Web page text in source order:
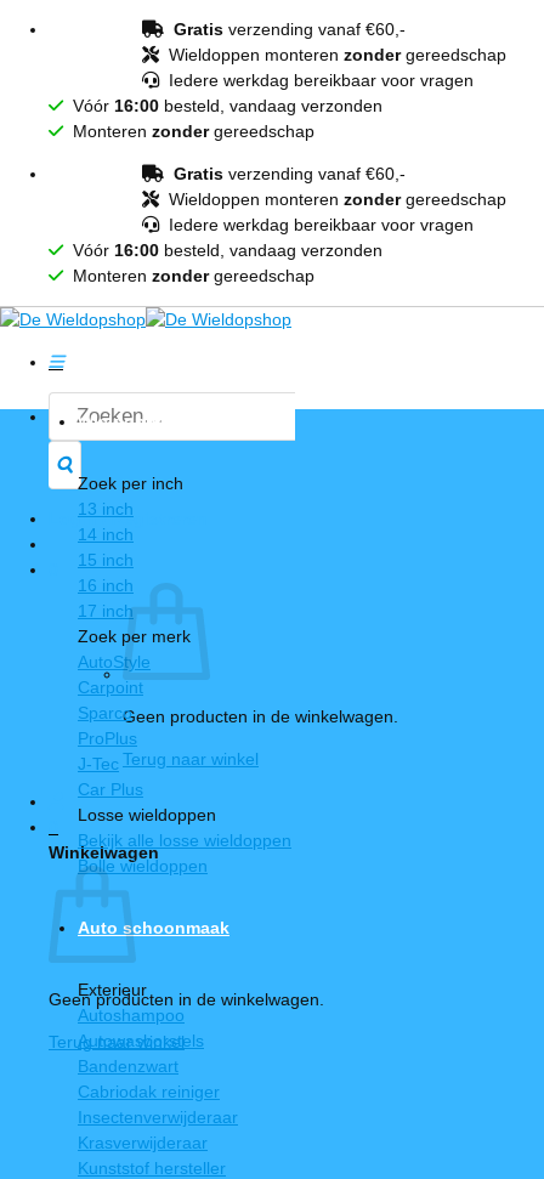
Gratis verzending vanaf €60,-
Wieldoppen monteren zondergereedschap
Iedere werkdag bereikbaar voor vragen
Vóór 16:00 besteld, vandaag verzonden
Monteren zondergereedschap
Gratis verzending vanaf €60,-
Wieldoppen monteren zondergereedschap
Iedere werkdag bereikbaar voor vragen
Vóór 16:00 besteld, vandaag verzonden
Monteren zondergereedschap
naar:
Login / Registreren
Geen producten in de winkelwagen.
Terug naar winkel
Winkelwagen
Geen producten in de winkelwagen.
Terug naar winkel
Wieldoppen
Zoek per inch
13 inch
14 inch
15 inch
16 inch
17 inch
Zoek per merk
AutoStyle
Carpoint
Sparco
ProPlus
J-Tec
Car Plus
Losse wieldoppen
Bekijk alle losse wieldoppen
Bolle wieldoppen
Auto schoonmaak
Exterieur
Autoshampoo
Autowasborstels
Bandenzwart
Cabriodak reiniger
Insectenverwijderaar
Krasverwijderaar
Kunststof hersteller